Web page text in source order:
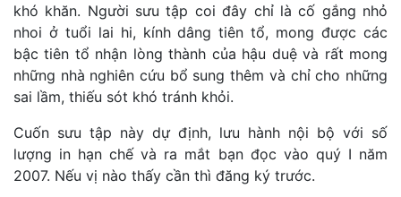
khó khăn. Người sưu tập coi đây chỉ là cố gắng nhỏ
nhoi ở tuổi lai hi, kính dâng tiên tổ, mong được các
bậc tiên tổ nhận lòng thành của hậu duệ và rất mong
những nhà nghiên cứu bổ sung thêm và chỉ cho những
sai lầm, thiếu sót khó tránh khỏi.
Cuốn sưu tập này dự định, lưu hành nội bộ với số
lượng in hạn chế và ra mắt bạn đọc vào quý I năm
2007. Nếu vị nào thấy cần thì đăng ký trước.